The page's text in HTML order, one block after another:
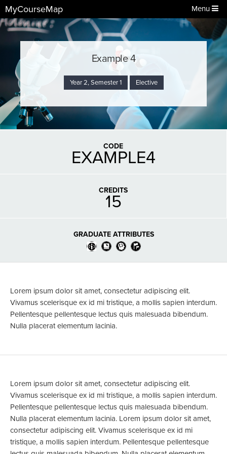
Menu
MyCourseMap
Example 4
Year 2, Semester 1 Elective
CODE
EXAMPLE4
CREDITS
15
GRADUATE ATTRIBUTES
Lorem ipsum dolor sit amet, consectetur adipiscing elit.
Vivamus scelerisque ex id mi tristique, a mollis sapien interdum.
Pellentesque pellentesque lectus quis malesuada bibendum.
Nulla placerat elementum lacinia.
Lorem ipsum dolor sit amet, consectetur adipiscing elit.
Vivamus scelerisque ex id mi tristique, a mollis sapien interdum.
Pellentesque pellentesque lectus quis malesuada bibendum.
Nulla placerat elementum lacinia. Lorem ipsum dolor sit amet,
consectetur adipiscing elit. Vivamus scelerisque ex id mi
tristique, a mollis sapien interdum. Pellentesque pellentesque